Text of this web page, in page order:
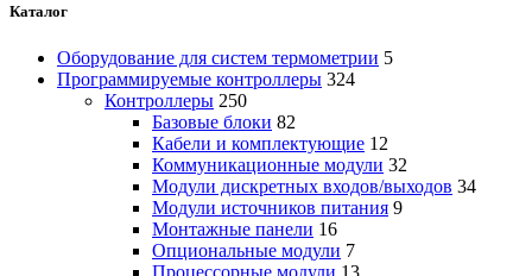
Каталог
Оборудование для систем термометрии 5
Программируемые контроллеры 324
Контроллеры 250
Базовые блоки 82
Кабели и комплектующие 12
Коммуникационные модули 32
Модули дискретных входов/выходов 34
Модули источников питания 9
Монтажные панели 16
Опциональные модули 7
Процессорные модули 13